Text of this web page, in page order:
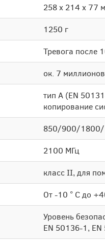
258 x 214 x 77
1250 г
Тревога после
ок. 7
тип A (EN
копирование
850/900/1800/
2100 МГц
класс II, для
От -10 ° C до
Уровень
EN 50136-1,